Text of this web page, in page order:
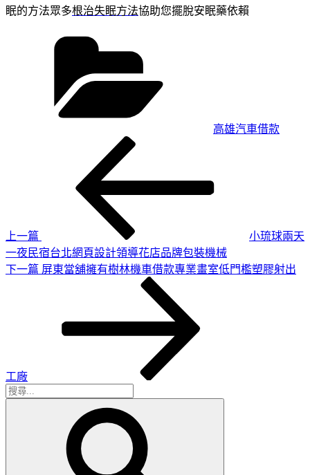
眠的方法眾多根治失眠方法協助您擺脫安眠藥依賴
高雄汽車借款
上一篇
小琉球兩天
一夜民宿台北網頁設計領導花店品牌包裝機械
下
下一篇 屏東當舖擁有樹林機車借款專業畫室低門檻塑膠射出
工廠
搜